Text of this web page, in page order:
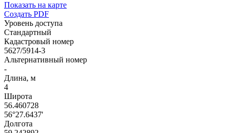
Показать на карте
Создать PDF
Уровень доступа
Стандартный
Кадастровый номер
5627/5914-3
Альтернативный номер
-
Длина, м
4
Широта
56.460728
56°27.6437'
Долгота